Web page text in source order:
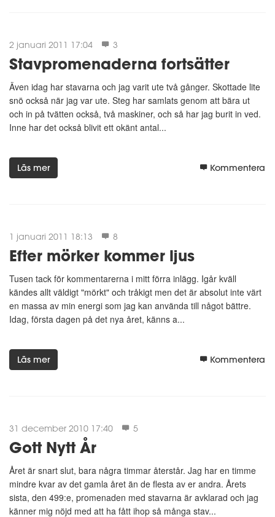
2 januari 2011 17:04 3
Stavpromenaderna fortsätter
Även idag har stavarna och jag varit ute två gånger. Skottade lite
snö också när jag var ute. Steg har samlats genom att bära ut
och in på tvätten också, två maskiner, och så har jag burit in ved.
Inne har det också blivit ett okänt antal...
Läs mer Kommentera
1 januari 2011 18:13 8
Efter mörker kommer ljus
Tusen tack för kommentarerna i mitt förra inlägg. Igår kväll
kändes allt väldigt "mörkt" och tråkigt men det är absolut inte värt
en massa av min energi som jag kan använda till något bättre.
Idag, första dagen på det nya året, känns a...
Läs mer Kommentera
31 december 2010 17:40 5
Gott Nytt År
Året är snart slut, bara några timmar återstår. Jag har en timme
mindre kvar av det gamla året än de flesta av er andra. Årets
sista, den 499:e, promenaden med stavarna är avklarad och jag
känner mig nöjd med att ha fått ihop så många stav...